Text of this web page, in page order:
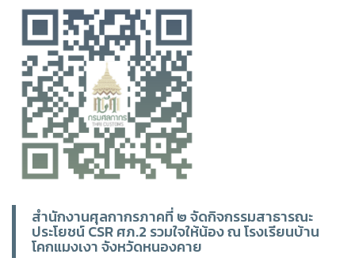
สำนักงานศุลกากรภาคที่ ๒ จัดกิจกรรมสาธารณะ
ประโยชน์ CSR ศภ.2 รวมใจให้น้อง ณ โรงเรียนบ้าน
โคกแมงเงา จังหวัดหนองคาย